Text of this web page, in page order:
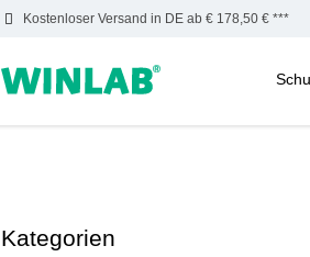
Kostenloser Versand in DE ab € 178,50 € ***
Kategorien